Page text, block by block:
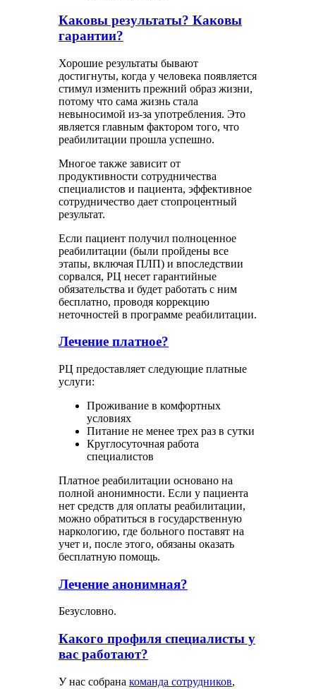
Каковы результаты? Каковы
гарантии?
Хорошие результаты бывают
достигнуты, когда у человека появляется
стимул изменить прежний образ жизни,
потому что сама жизнь стала
невыносимой из-за употребления. Это
является главным фактором того, что
реабилитации прошла успешно.
Многое также зависит от
продуктивности сотрудничества
специалистов и пациента, эффективное
сотрудничество дает стопроцентный
результат.
Если пациент получил полноценное
реабилитации (были пройдены все
этапы, включая ПЛП) и впоследствии
сорвался, РЦ несет гарантийные
обязательства и будет работать с ним
бесплатно, проводя коррекцию
неточностей в программе реабилитации.
Лечение платное?
РЦ предоставляет следующие платные
услуги:
Проживание в комфортных
условиях
Питание не менее трех раз в сутки
Круглосуточная работа
специалистов
Платное реабилитации основано на
полной анонимности. Если у пациента
нет средств для оплаты реабилитации,
можно обратиться в государственную
наркологию, где больного поставят на
учет и, после этого, обязаны оказать
бесплатную помощь.
Лечение анонимная?
Безусловно.
Какого профиля специалисты у
вас работают?
У нас собрана команда сотрудников,